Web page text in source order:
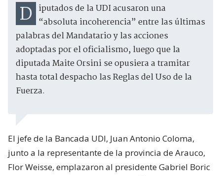
Diputados de la UDI acusaron una “absoluta incoherencia” entre las últimas
palabras del Mandatario y las acciones
adoptadas por el oficialismo, luego que la
diputada Maite Orsini se opusiera a tramitar
hasta total despacho las Reglas del Uso de la
Fuerza.
El jefe de la Bancada UDI, Juan Antonio Coloma,
junto a la representante de la provincia de Arauco,
Flor Weisse, emplazaron al presidente Gabriel Boric